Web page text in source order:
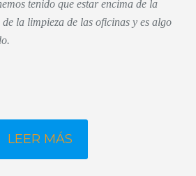
tenido que estar encima de la
la limpieza de las oficinas y es algo
LEER MÁS